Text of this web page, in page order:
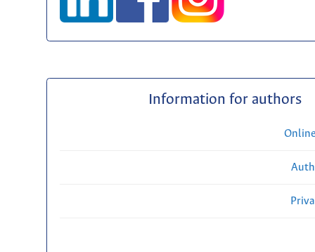
Information for authors